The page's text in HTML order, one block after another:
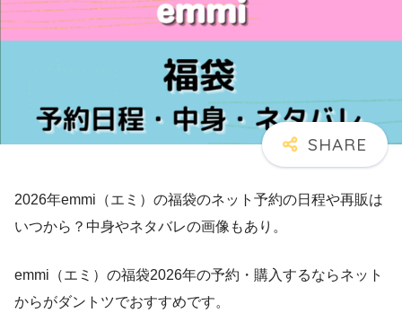
2026年emmi（エミ）の福袋のネット予約の日程や再販は
いつから？中身やネタバレの画像もあり。
emmi（エミ）の福袋2026年の予約・購入するならネット
からがダントツでおすすめです。